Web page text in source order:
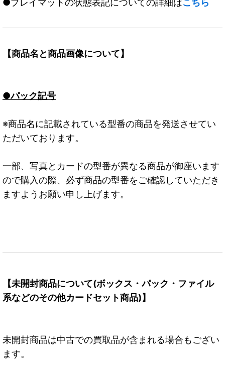
●プレイマットの状態表記についての詳細はこちら
【商品名と商品画像について】
●パック記号
※商品名に記載されている型番の商品を発送させてい
ただいております。
一部、写真とカードの型番が異なる商品が御座います
ので購入の際、必ず商品の型番をご確認していただき
ますようお願い申し上げます。
【未開封商品について(ボックス・パック・ファイル
系などのその他カードセット商品)】
未開封商品は中古での買取品が含まれる場合もござい
ます。